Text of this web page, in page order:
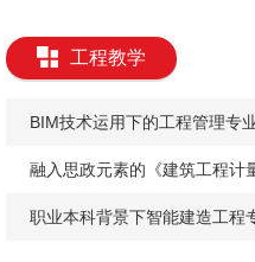
工程教学
​BIM技术运用下的工程管理专
融入思政元素的《建筑工程计
职业本科背景下智能建造工程